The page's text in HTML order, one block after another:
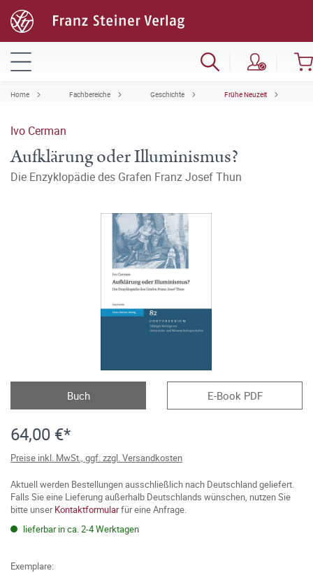
Home Fachbereiche Geschichte Frühe Neuzeit
Ivo Cerman
Aufklärung oder Illuminismus?
Die Enzyklopädie des Grafen Franz Josef Thun
Buch E-Book PDF
64,00 €*
Preise inkl. MwSt., ggf. zzgl. Versandkosten
Aktuell werden Bestellungen ausschließlich nach Deutschland geliefert.
Falls Sie eine Lieferung außerhalb Deutschlands wünschen, nutzen Sie
bitte unserKontaktformularfür eine Anfrage.
lieferbar in ca. 2-4 Werktagen
Exemplare: